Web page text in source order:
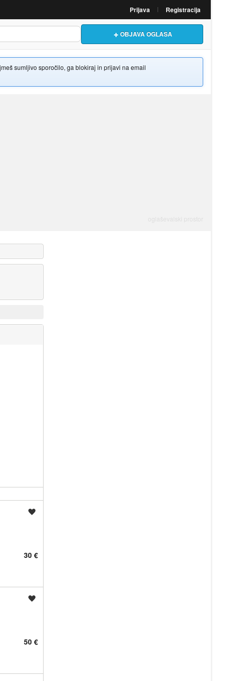
Prijava Registracija
OBJAVA OGLASA
sumljivo sporočilo, ga blokiraj in prijavi na email
30 €
50 €